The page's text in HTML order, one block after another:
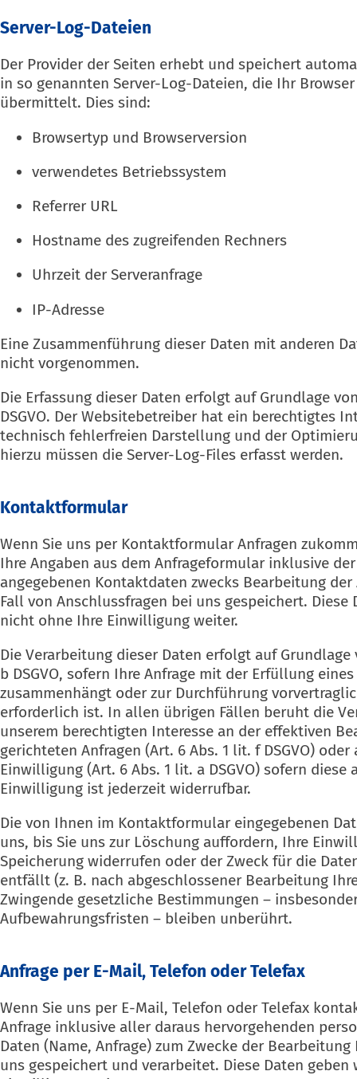
Server-Log-Dateien
Der Provider der Seiten erhebt und speichert
in so genannten Server-Log-Dateien, die Ihr
übermittelt. Dies sind:
Browsertyp und Browserversion
verwendetes Betriebssystem
Referrer URL
Hostname des zugreifenden Rechners
Uhrzeit der Serveranfrage
IP-Adresse
Eine Zusammenführung dieser Daten mit anderen
nicht vorgenommen.
Die Erfassung dieser Daten erfolgt auf Grundlage
DSGVO. Der Websitebetreiber hat ein berechtigtes
technisch fehlerfreien Darstellung und der
hierzu müssen die Server-Log-Files erfasst werden.
Kontaktformular
Wenn Sie uns per Kontaktformular Anfragen
Ihre Angaben aus dem Anfrageformular inklusive
angegebenen Kontaktdaten zwecks Bearbeitung
Fall von Anschlussfragen bei uns gespeichert. Diese
nicht ohne Ihre Einwilligung weiter.
Die Verarbeitung dieser Daten erfolgt auf Grundlage
b DSGVO, sofern Ihre Anfrage mit der Erfüllung
zusammenhängt oder zur Durchführung
erforderlich ist. In allen übrigen Fällen beruht die
unserem berechtigten Interesse an der effektiven
gerichteten Anfragen (Art. 6 Abs. 1 lit. f DSGVO) oder
Einwilligung (Art. 6 Abs. 1 lit. a DSGVO) sofern diese
Einwilligung ist jederzeit widerrufbar.
Die von Ihnen im Kontaktformular eingegebenen
uns, bis Sie uns zur Löschung auffordern, Ihre
Speicherung widerrufen oder der Zweck für die
entfällt (z. B. nach abgeschlossener Bearbeitung
Zwingende gesetzliche Bestimmungen –
Aufbewahrungsfristen – bleiben unberührt.
Anfrage per E-Mail, Telefon oder Telefax
Wenn Sie uns per E-Mail, Telefon oder Telefax
Anfrage inklusive aller daraus hervorgehenden
Daten (Name, Anfrage) zum Zwecke der
uns gespeichert und verarbeitet. Diese Daten